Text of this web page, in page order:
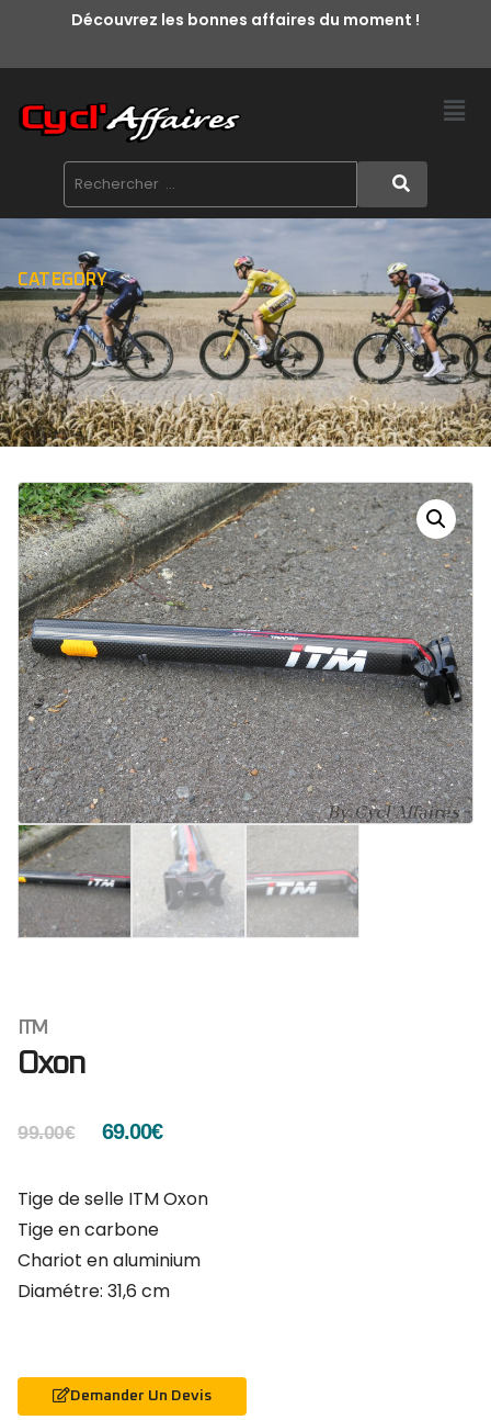
Découvrez les bonnes affaires du moment !
CATEGORY
ITM
Oxon
99.00€ 69.00€
Tige de selle ITM Oxon
Tige en carbone
Chariot en aluminium
Diamétre: 31,6 cm
Demander Un Devis